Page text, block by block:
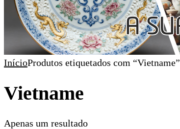
InícioProdutos etiquetados com “Vietname”
Vietname
Apenas um resultado